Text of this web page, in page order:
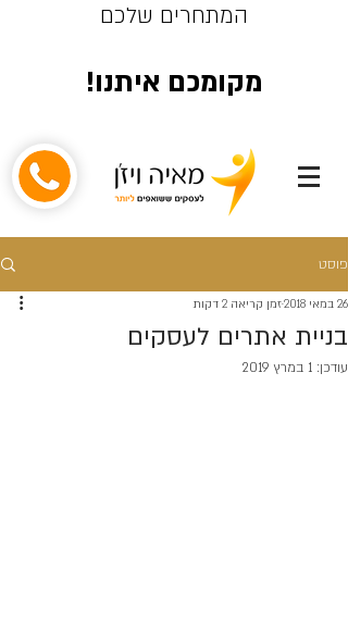
המתחרים שלכם
מקומכם איתנו!
פוסט
בניית אתרים לעסקים
26 במאי 2018 זמן קריאה 2 דקות
עודכן: 1 במרץ 2019